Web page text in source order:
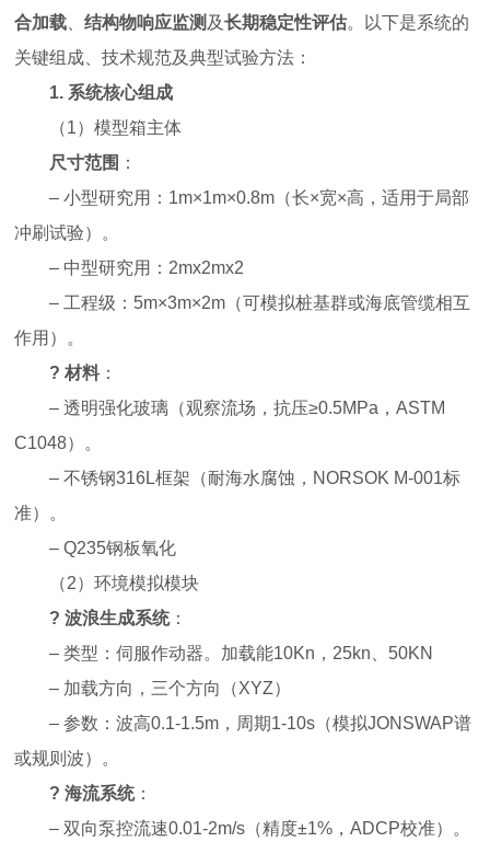
合加载 、结构物响应监测 及长期稳定性评估。以下是系统的
关键组成、技术规范及典型试验方法：
1. 系统核心组成
（1）模型箱主体
尺寸范围 ：
– 小型研究用：1m×1m×0.8m（长×宽×高，适用于局部
冲刷试验）。
– 中型研究用：2mx2mx2
– 工程级：5m×3m×2m（可模拟桩基群或海底管缆相互
作用）。
?材料：
– 透明强化玻璃（观察流场，抗压≥0.5MPa，ASTM
C1048）。
– 不锈钢316L框架（耐海水腐蚀，NORSOK M-001标
准）。
– Q235钢板氧化
（2）环境模拟模块
?波浪生成系统：
– 类型：伺服作动器。加载能10Kn，25kn、50KN
– 加载方向，三个方向（XYZ）
– 参数：波高0.1-1.5m，周期1-10s（模拟JONSWAP谱
或规则波）。
?海流系统：
– 双向泵控流速0.01-2m/s（精度±1%，ADCP校准）。